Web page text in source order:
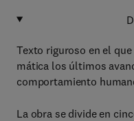
Texto riguroso en el
mática los últimos
comportamiento
La obra se divide en